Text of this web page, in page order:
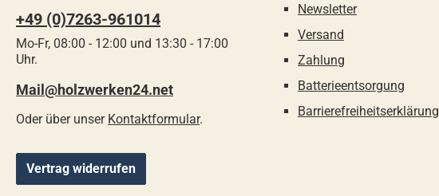
+49 (0)7263-961014
Mo-Fr, 08:00 - 12:00 und 13:30 - 17:00
Uhr.
Mail@holzwerken24.net
Oder über unser Kontaktformular.
Vertrag widerrufen
Newsletter
Versand
Zahlung
Batterieentsorgung
Barrierefreiheitserklärung